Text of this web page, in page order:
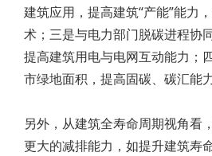
建筑应用，提高建筑“产能”能力
术；三是与电力部门脱碳进程协
提高建筑用电与电网互动能力；
市绿地面积，提高固碳、碳汇能力
另外，从建筑全寿命周期视角看
更大的减排能力，如提升建筑寿